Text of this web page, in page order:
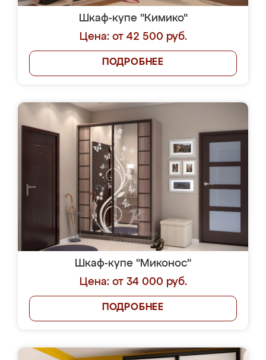
Шкаф-купе "Кимико"
Цена: от 42 500 руб.
ПОДРОБНЕЕ
Шкаф-купе "Миконос"
Цена: от 34 000 руб.
ПОДРОБНЕЕ